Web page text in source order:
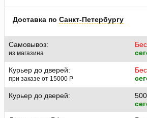
Доставка по Санкт-Петербургу
Самовывоз:
из магазина
Курьер до дверей:
при заказе от 15000 P
Курьер до дверей: 500